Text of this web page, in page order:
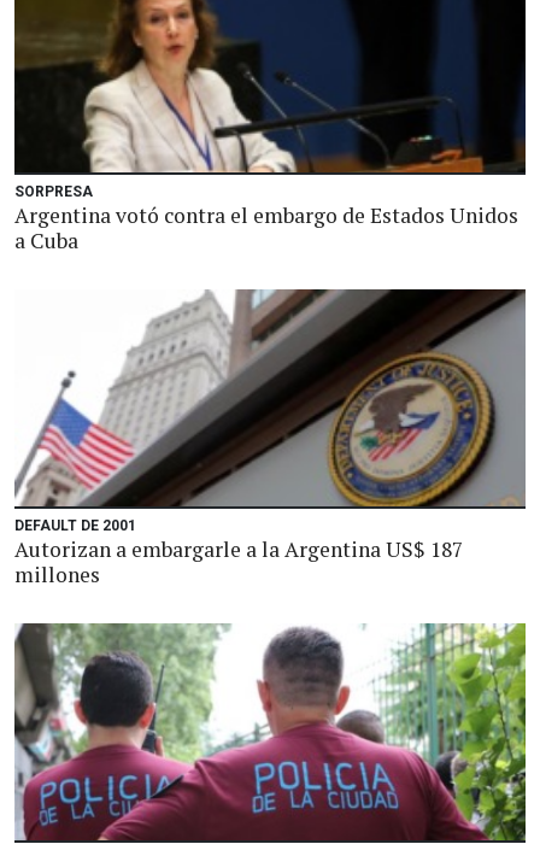
SORPRESA
Argentina votó contra el embargo de Estados Unidos
a Cuba
DEFAULT DE 2001
Autorizan a embargarle a la Argentina US$ 187
millones